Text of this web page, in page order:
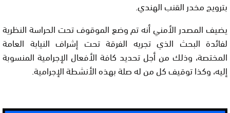
بترويج مخدر القنب الهندي.
يضيف المصدر الأمني أنه تم وضع الموقوف تحت الحراسة النظرية
لفائدة البحث الذي تجريه الفرقة تحت إشراف النيابة العامة
المختصة، وذلك من أجل تحديد كافة الأفعال الإجرامية المنسوبة
إليه، وكذا توقيف كل من له صلة بهذه الأنشطة الإجرامية.